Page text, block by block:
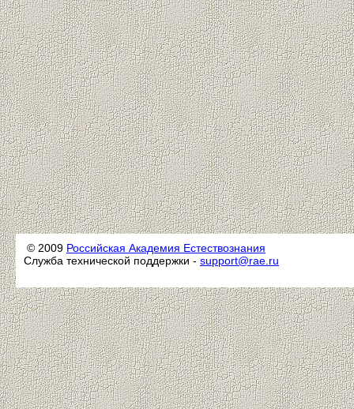
© 2009 Российская Академия Естествознания
Служба технической поддержки - support@rae.ru